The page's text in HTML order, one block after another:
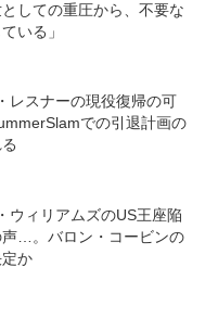
しての重圧から、不要な
いる」
レスナーの現役復帰の可
での引退計画の
ウィリアムズのUS王座陥
…。バロン・コービンの
か